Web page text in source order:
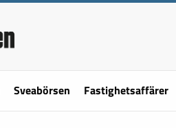
Sveabörsen Fastighetsaffärer